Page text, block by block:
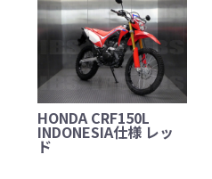
HONDA CRF150L
INDONESIA仕様 レッ
ド